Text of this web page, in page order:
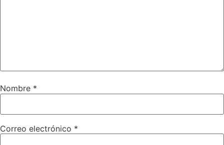
Nombre *
Correo electrónico *